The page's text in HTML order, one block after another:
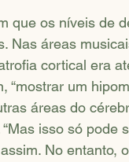
que os níveis de
Nas áreas
cortical era
“mostrar um
áreas do
isso só
No entanto,